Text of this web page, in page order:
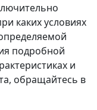
каких условиях
подробной
и
обращайтесь в